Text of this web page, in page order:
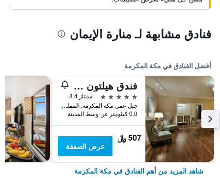
فنادق مشابهة لـ منارة الإيمان
أفضل الفنادق في مكة المكرمة
فندق هيلتون المؤتمرات جبل عمر مكة
5 نجوم
ممتاز 8.4
جبل عمر, مكة المكرمة, المملكة العربية السعودية
0.0 كيلومتر عن وسط المدينة
507 ﷼
عرض الصفقة
شاهد المزيد من أهم الفنادق في مكة المكرمة